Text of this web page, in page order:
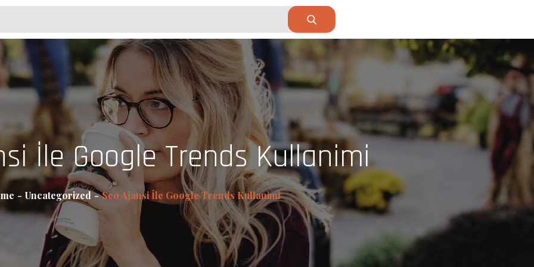
İle Google Trends Kullanimi
Uncategorized Seo Ajansi İle Google Trends Kullanimi